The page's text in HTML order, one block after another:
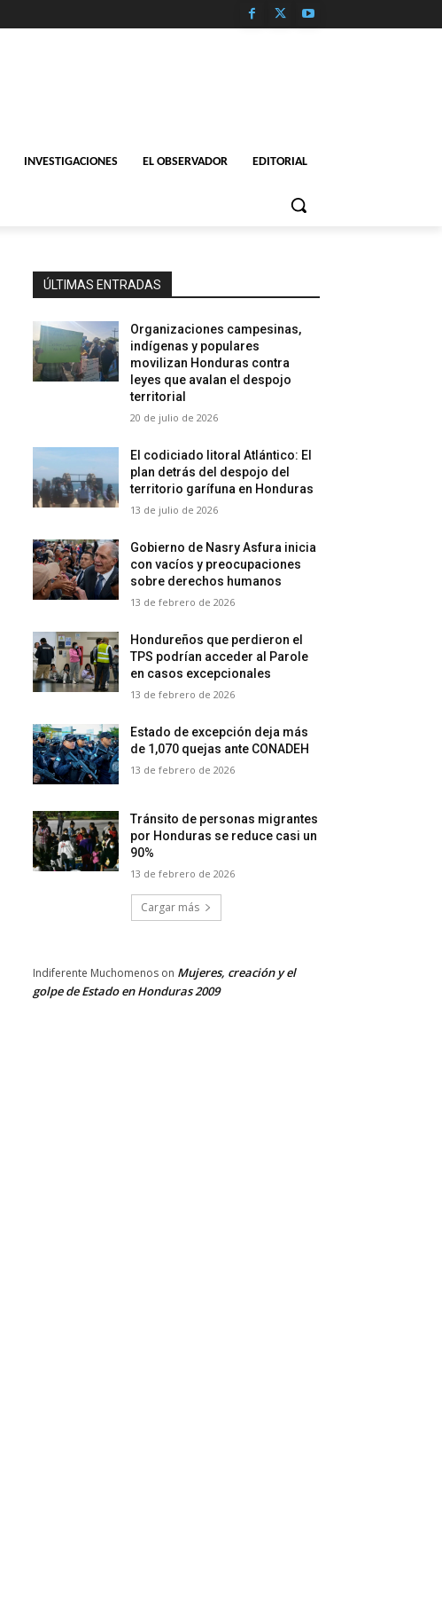
INVESTIGACIONES EL OBSERVADOR EDITORIAL
ÚLTIMAS ENTRADAS
Organizaciones campesinas,
indígenas y populares
movilizan Honduras contra
leyes que avalan el despojo
territorial
20 de julio de 2026
El codiciado litoral Atlántico: El
plan detrás del despojo del
territorio garífuna en Honduras
13 de julio de 2026
Gobierno de Nasry Asfura inicia
con vacíos y preocupaciones
sobre derechos humanos
13 de febrero de 2026
Hondureños que perdieron el
TPS podrían acceder al Parole
en casos excepcionales
13 de febrero de 2026
Estado de excepción deja más
de 1,070 quejas ante CONADEH
13 de febrero de 2026
Tránsito de personas migrantes
por Honduras se reduce casi un
90%
13 de febrero de 2026
Cargar más
Indiferente Muchomenos on Mujeres, creación y el
golpe de Estado en Honduras 2009